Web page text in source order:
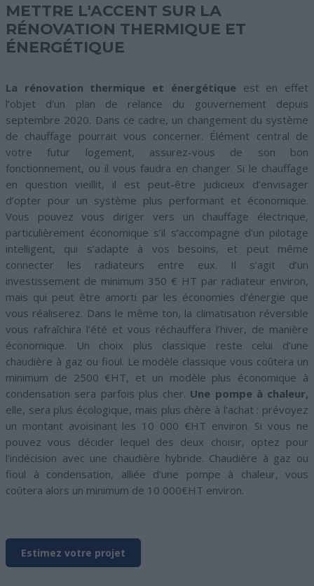
METTRE L'ACCENT SUR LA
RÉNOVATION THERMIQUE ET
ÉNERGÉTIQUE
La rénovation thermique et énergétique est en effet
l’objet d’un plan de relance du gouvernement depuis
septembre 2020. Dans ce cadre, un changement du système
de chauffage pourrait vous concerner. Élément central de
votre futur logement, assurez-vous de son bon
fonctionnement, ou il vous faudra en changer. Si le chauffage
en question vieillit, il est peut-être judicieux d’envisager
d’opter pour un système plus performant et économique.
Vous pouvez vous diriger vers un chauffage électrique,
particulièrement économique s’il s’accompagne d’un pilotage
intelligent, qui s’adapte à vos besoins, et peut même
connecter les radiateurs entre eux. Il s’agit d’un
investissement de minimum 350 € HT par radiateur environ,
mais qui peut être amorti par les économies d’énergie que
vous réaliserez. Dans le même ton, la climatisation réversible
vous rafraîchira l’été et vous réchauffera l’hiver, de manière
économique. Un choix plus classique reste celui d’une
chaudière à gaz ou fioul. Le modèle classique vous coûtera un
minimum de 2500 €HT, et un modèle plus économique à
condensation sera parfois plus cher. Une pompe à chaleur,
elle, sera plus écologique, mais plus chère à l’achat : prévoyez
un montant avoisinant les 10 000 €HT environ. Si vous ne
pouvez vous décider lequel des deux choisir, optez pour
l’indécision avec une chaudière hybride. Chaudière à gaz ou
fioul à condensation, alliée d’une pompe à chaleur, vous
coûtera alors un minimum de 10 000€HT environ.
Estimez votre projet